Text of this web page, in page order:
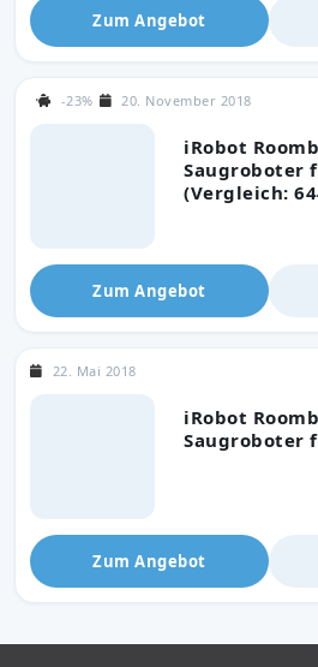
Zum Angebot
iRobot
Saugroboter
(Vergleich:
-23% 20. November 2018
Zum Angebot
iRobot
Saugroboter
22. Mai 2018
Zum Angebot